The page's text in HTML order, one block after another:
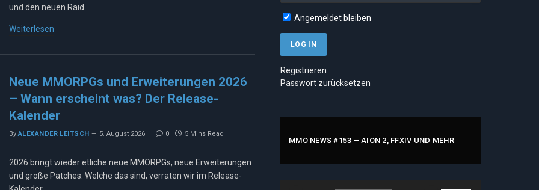
und den neuen Raid.
Weiterlesen
Neue MMORPGs und Erweiterungen 2026
– Wann erscheint was? Der Release-
Kalender
By ALEXANDER LEITSCH 5. August 2026 0 5 Mins Read
2026 bringt wieder etliche neue MMORPGs, neue Erweiterungen
und große Patches. Welche das sind, verraten wir im Release-
Angemeldet bleiben
Registrieren
Passwort zurücksetzen
MMO NEWS #153 – AION 2, FFXIV UND MEHR